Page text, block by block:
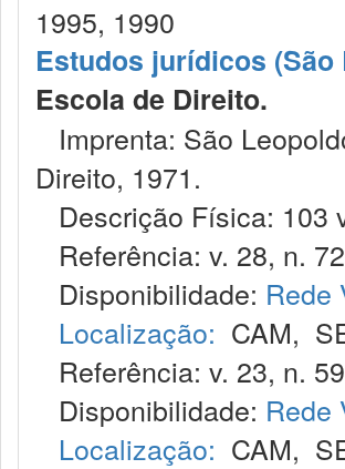
1995, 1990
Estudos jurídicos (São
Escola de Direito.
Imprenta: São
Direito, 1971.
Descrição Física: 103
Referência: v. 28, n.
Disponibilidade: Rede
Localização: CAM,
Referência: v. 23, n.
Disponibilidade: Rede
Localização: CAM,